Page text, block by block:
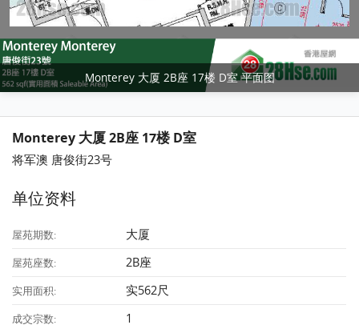
Monterey 大厦 2B座 17楼 D室 平面图
Monterey 大厦 2B座 17楼 D室
将军澳 唐俊街23号
单位资料
屋苑期数: 大厦
屋苑座数: 2B座
实用面积: 实562尺
成交宗数: 1